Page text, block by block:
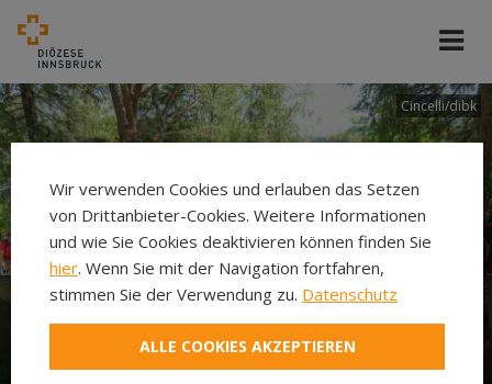
Cincelli/dibk
Neuer Pilgerweg Via
Laudato si’
Wir verwenden Cookies und erlauben das Setzen
von Drittanbieter-Cookies. Weitere Informationen
und wie Sie Cookies deaktivieren können finden Sie
hier. Wenn Sie mit der Navigation fortfahren,
stimmen Sie der Verwendung zu. Datenschutz
ALLE COOKIES AKZEPTIEREN